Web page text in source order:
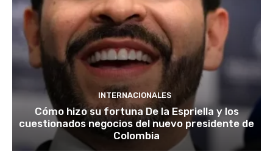
INTERNACIONALES
Cómo hizo su fortuna De la Espriella y los
cuestionados negocios del nuevo presidente de
Colombia